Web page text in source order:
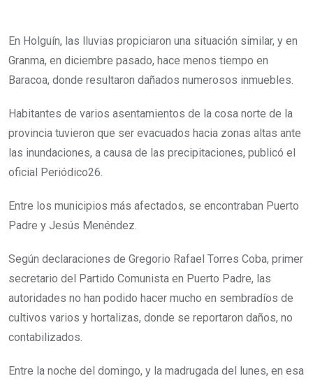
En Holguín, las lluvias propiciaron una situación similar, y en
Granma, en diciembre pasado, hace menos tiempo en
Baracoa, donde resultaron dañados numerosos inmuebles.
Habitantes de varios asentamientos de la cosa norte de la
provincia tuvieron que ser evacuados hacia zonas altas ante
las inundaciones, a causa de las precipitaciones, publicó el
oficial Periódico26.
Entre los municipios más afectados, se encontraban Puerto
Padre y Jesús Menéndez.
Según declaraciones de Gregorio Rafael Torres Coba, primer
secretario del Partido Comunista en Puerto Padre, las
autoridades no han podido hacer mucho en sembradíos de
cultivos varios y hortalizas, donde se reportaron daños, no
contabilizados.
Entre la noche del domingo, y la madrugada del lunes, en esa